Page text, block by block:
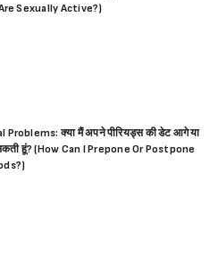
Sexually Active?)
Problems: क्या मैं अपने पीरियड्स की डेट आगे या
हूं? (How Can I Prepone Or Postpone